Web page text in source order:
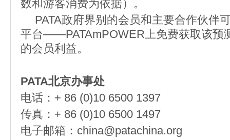
数和游客消费为依据）。
PATA政府界别的会员和主要合作伙伴
平台——PATAmPOWER上免费获取该预
的会员利益。
PATA北京办事处
电话：+ 86 (0)10 6500 1397
传真：+ 86 (0)10 6500 1497
电子邮箱：china@patachina.org